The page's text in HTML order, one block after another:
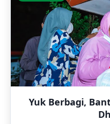
Yuk Berbagi,